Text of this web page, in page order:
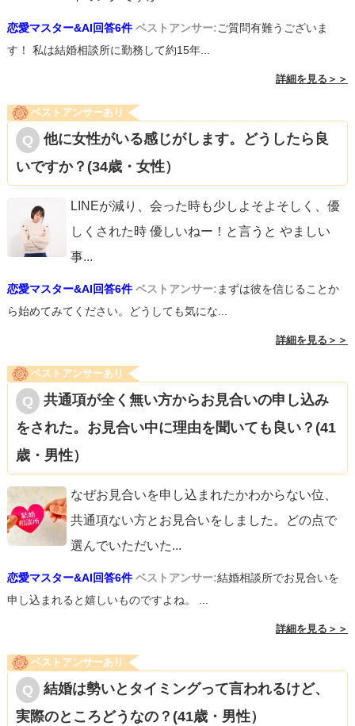
恋愛マスター&AI回答6件 ベストアンサー:ご質問有難うございま
す！ 私は結婚相談所に勤務して約15年...
詳細を見る＞＞
ベストアンサーあり
他に女性がいる感じがします。どうしたら良
いですか？(34歳・女性）
LINEが減り、会った時も少しよそよそしく、優
しくされた時 優しいねー！と言うと やましい
事...
恋愛マスター&AI回答6件 ベストアンサー: まずは彼を信じることか
ら始めてみてください。どうしても気にな...
詳細を見る＞＞
ベストアンサーあり
共通項が全く無い方からお見合いの申し込み
をされた。お見合い中に理由を聞いても良い？(41
歳・男性）
なぜお見合いを申し込まれたかわからない位、
共通項ない方とお見合いをしました。どの点で
選んでいただいた...
恋愛マスター&AI回答6件 ベストアンサー:結婚相談所でお見合いを
申し込まれると嬉しいものですよね。 ...
詳細を見る＞＞
ベストアンサーあり
結婚は勢いとタイミングって言われるけど、
実際のところどうなの？(41歳・男性）